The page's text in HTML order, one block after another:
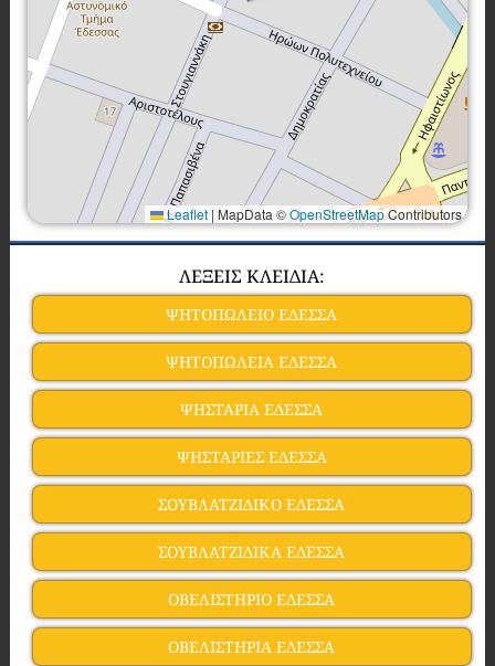
Leaflet | MapData ©OpenStreetMapContributors
ΛΕΞΕΙΣ ΚΛΕΙΔΙΑ:
ΨΗΤΟΠΩΛΕΙΟ ΕΔΕΣΣΑ
ΨΗΤΟΠΩΛΕΙΑ ΕΔΕΣΣΑ
ΨΗΣΤΑΡΙΑ ΕΔΕΣΣΑ
ΨΗΣΤΑΡΙΕΣ ΕΔΕΣΣΑ
ΣΟΥΒΛΑΤΖΙΔΙΚΟ ΕΔΕΣΣΑ
ΣΟΥΒΛΑΤΖΙΔΙΚΑ ΕΔΕΣΣΑ
ΟΒΕΛΙΣΤΗΡΙΟ ΕΔΕΣΣΑ
ΟΒΕΛΙΣΤΗΡΙΑ ΕΔΕΣΣΑ